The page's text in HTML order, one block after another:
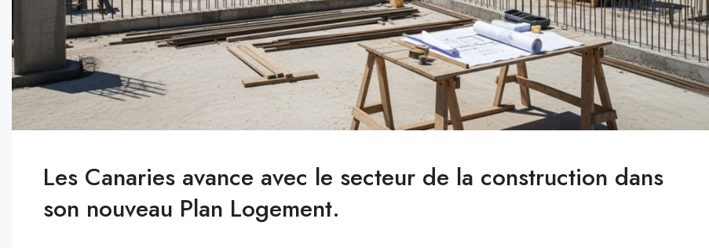
Les Canaries avance avec le secteur de la construction dans
son nouveau Plan Logement.